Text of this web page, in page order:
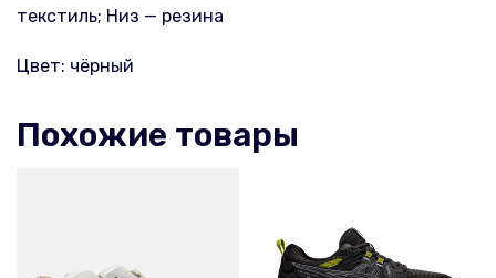
текстиль; Низ — резина
Цвет: чёрный
Похожие товары